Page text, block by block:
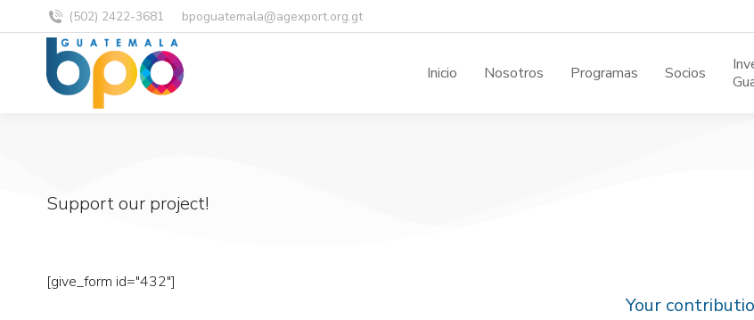
(502) 2422-3681 bpoguatemala@agexport.org.gt
Inicio Nosotros Programas Socios
Support our project!
[give_form id="432"]
Your